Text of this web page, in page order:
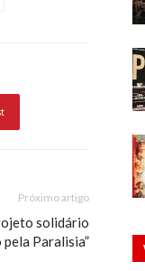
Próximo artigo
solidário
pela Paralisia”